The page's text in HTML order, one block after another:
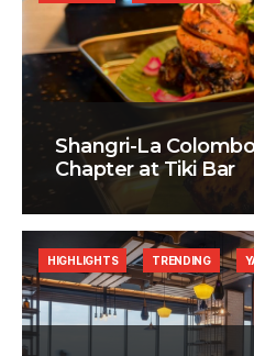
Shangri-La
Chapter at Tiki Bar
HIGHLIGHTS TRENDING